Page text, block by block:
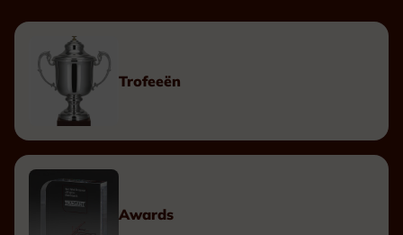
Trofeeën
Awards